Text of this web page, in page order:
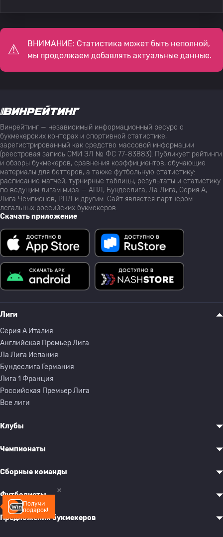
ВНИМАНИЕ: Статистика может быть неполной,
мы продолжаем добавлять актуальные данные.
Получи
подарок!
Винрейтинг — независимый информационный ресурс о
букмекерских конторах и спортивной статистике,
зарегистрированный как средство массовой информации
(реестровая запись СМИ ЭЛ № ФС 77-83883). Публикует рейтинги
и обзоры букмекеров, сравнения коэффициентов, обучающие
материалы для беттеров, а также футбольную статистику:
расписание матчей, турнирные таблицы, результаты и статистику
по ведущим лигам мира — АПЛ, Бундеслига, Ла Лига, Серия А,
Лига Чемпионов, РПЛ и другим. Сайт является партнёром
легальных российских букмекеров.
Скачать приложение
Лиги
Серия A Италия
Английская Премьер Лига
Ла Лига Испания
Бундеслига Германия
Лига 1 Франция
Российская Премьер Лига
Все лиги
Клубы
Чемпионаты
Сборные команды
Футболисты
Предложения букмекеров